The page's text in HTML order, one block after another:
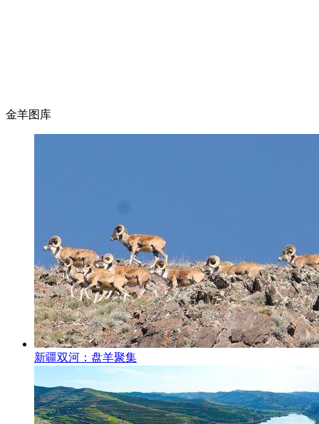
金羊图库
新疆双河：盘羊聚集